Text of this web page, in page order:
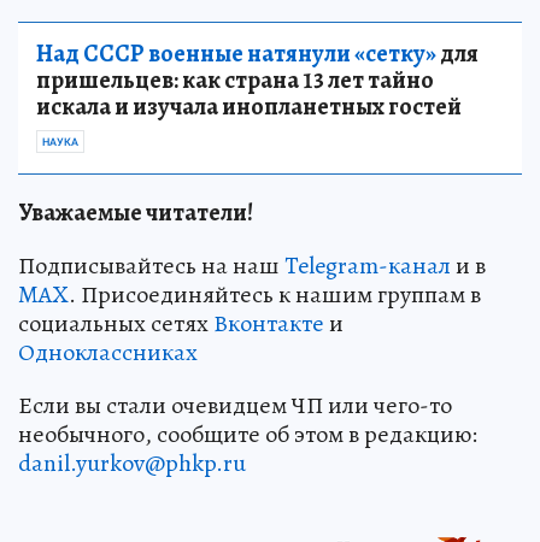
Над СССР военные натянули «сетку»для
пришельцев: как страна 13 лет тайно
искала и изучала инопланетных гостей
НАУКА
Уважаемые читатели!
Подписывайтесь на нашTelegram-канали в
MAX. Присоединяйтесь к нашим группам в
социальных сетяхВконтактеи
Одноклассниках
Если вы стали очевидцем ЧП или чего-то
необычного, сообщите об этом в редакцию:
danil.yurkov@phkp.ru